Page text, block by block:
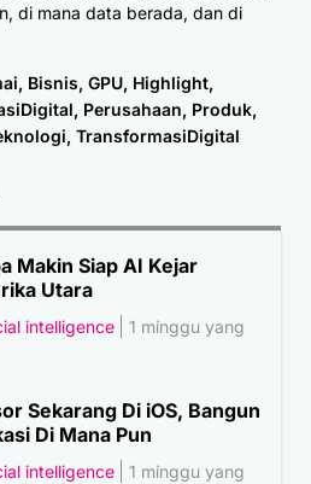
di mana data berada, dan di
, Bisnis, GPU, Highlight,
, Perusahaan, Produk,
, TransformasiDigital
Makin Siap AI Kejar
Utara
intelligence
1 minggu yang
Sekarang Di iOS, Bangun
Di Mana Pun
intelligence
1 minggu yang